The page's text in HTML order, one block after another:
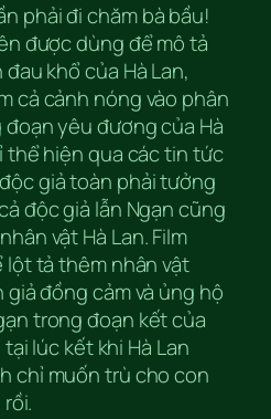
phải đi chăm bà bầu!
được dùng để mô tả
khổ của Hà Lan,
cả cảnh nóng vào phân
yêu đương của Hà
thể hiện qua các tin tức
giả toàn phải tưởng
độc giả lẫn Ngạn cũng
vật Hà Lan. Film
tả thêm nhân vật
giả đồng cảm và ủng hộ
trong đoạn kết của
lúc kết khi Hà Lan
chỉ muốn trù cho con